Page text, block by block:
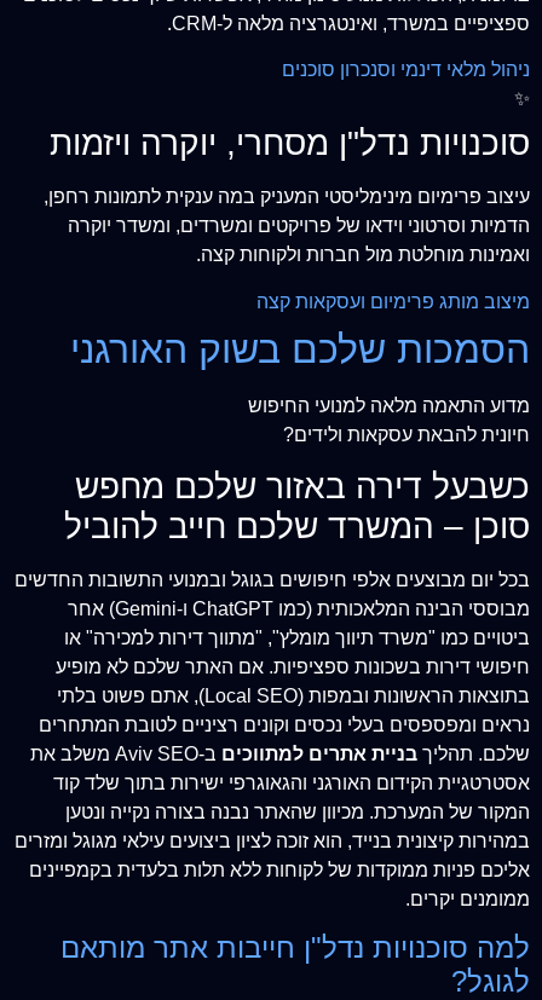
ספציפיים במשרד, ואינטגרציה מלאה ל-CRM.
ניהול מלאי דינמי וסנכרון סוכנים
✨
סוכנויות נדל"ן מסחרי, יוקרה ויזמות
עיצוב פרימיום מינימליסטי המעניק במה ענקית לתמונות רחפן,
הדמיות וסרטוני וידאו של פרויקטים ומשרדים, ומשדר יוקרה
ואמינות מוחלטת מול חברות ולקוחות קצה.
מיצוב מותג פרימיום ועסקאות קצה
הסמכות שלכם בשוק האורגני
מדוע התאמה מלאה למנועי החיפוש
חיונית להבאת עסקאות ולידים?
כשבעל דירה באזור שלכם מחפש
סוכן – המשרד שלכם חייב להוביל
בכל יום מבוצעים אלפי חיפושים בגוגל ובמנועי התשובות החדשים
מבוססי הבינה המלאכותית (כמו ChatGPT ו-Gemini) אחר
ביטויים כמו "משרד תיווך מומלץ", "מתווך דירות למכירה" או
חיפושי דירות בשכונות ספציפיות. אם האתר שלכם לא מופיע
בתוצאות הראשונות ובמפות (Local SEO), אתם פשוט בלתי
נראים ומפספסים בעלי נכסים וקונים רציניים לטובת המתחרים
שלכם. תהליך בניית אתרים למתווכים
ב-Aviv SEO משלב את
אסטרטגיית הקידום האורגני והגאוגרפי ישירות בתוך שלד קוד
המקור של המערכת. מכיוון שהאתר נבנה בצורה נקייה ונטען
במהירות קיצונית בנייד, הוא זוכה לציון ביצועים עילאי מגוגל ומזרים
אליכם פניות ממוקדות של לקוחות ללא תלות בלעדית בקמפיינים
ממומנים יקרים.
למה סוכנויות נדל"ן חייבות אתר מותאם
לגוגל?